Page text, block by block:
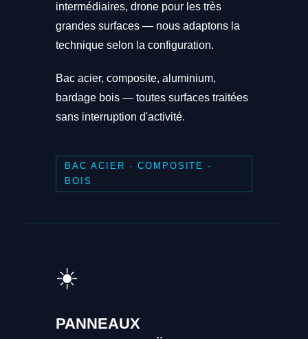
intermédiaires, drone pour les très
grandes surfaces — nous adaptons la
technique selon la configuration.
Bac acier, composite, aluminium,
bardage bois — toutes surfaces traitées
sans interruption d'activité.
BAC ACIER · COMPOSITE ·
BOIS
☀️
PANNEAUX